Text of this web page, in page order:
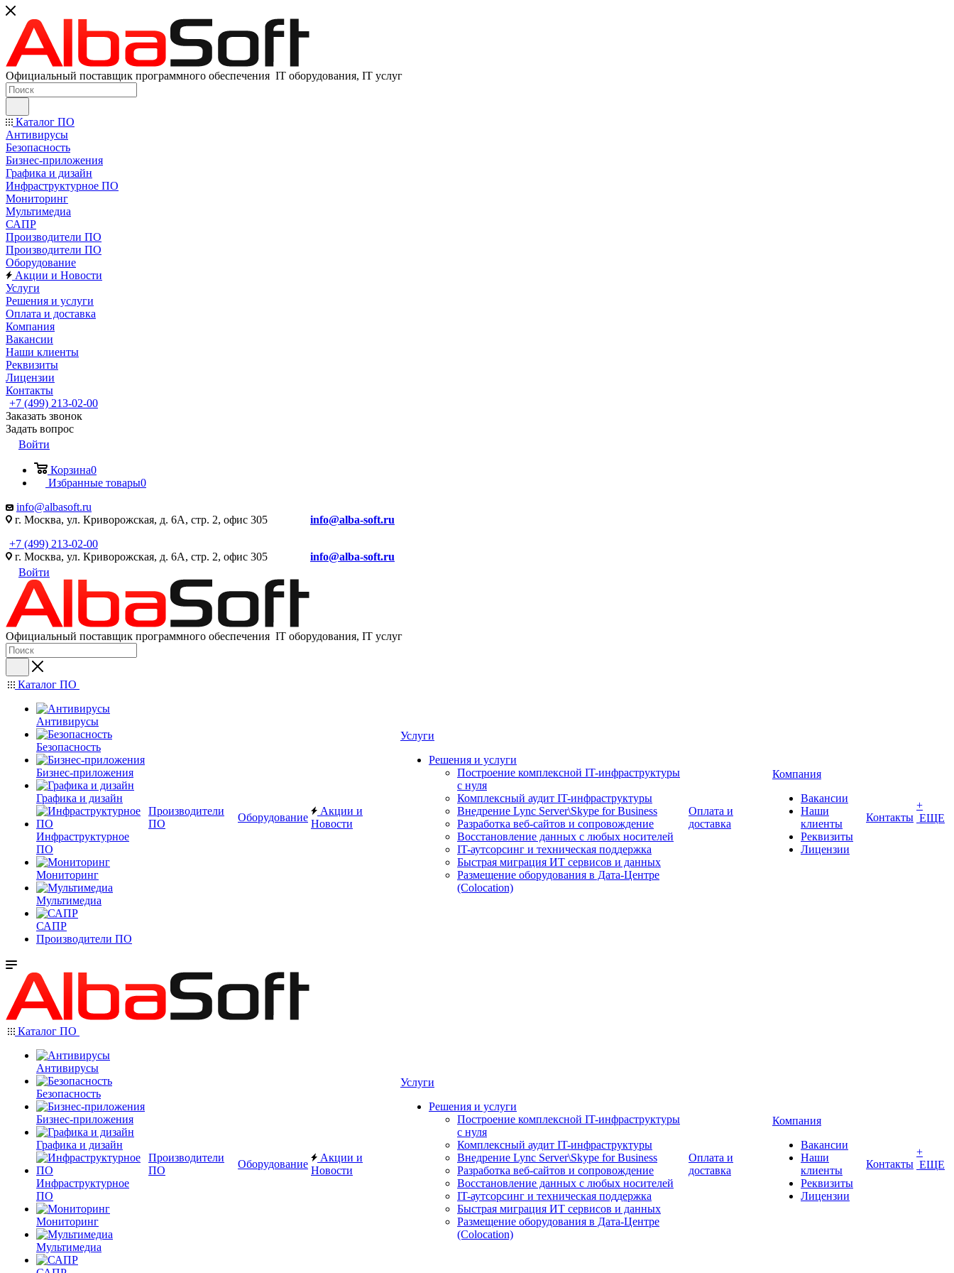
Официальный поставщик программного обеспечения IT оборудования, IT услуг
Каталог ПО
Антивирусы
Безопасность
Бизнес-приложения
Графика и дизайн
Инфраструктурное ПО
Мониторинг
Мультимедиа
САПР
Производители ПО
Производители ПО
Оборудование
Акции и Новости
Услуги
Решения и услуги
Оплата и доставка
Компания
Вакансии
Наши клиенты
Реквизиты
Лицензии
Контакты
+7 (499) 213-02-00
Заказать звонок
Задать вопрос
Войти
Корзина0
Избранные товары0
info@albasoft.ru
г. Москва, ул. Криворожская, д. 6А, стр. 2, офис 305 info@alba-soft.ru
+7 (499) 213-02-00
г. Москва, ул. Криворожская, д. 6А, стр. 2, офис 305 info@alba-soft.ru
Войти
Официальный поставщик программного обеспечения IT оборудования, IT услуг
Каталог ПО
Антивирусы
Безопасность
Бизнес-приложения
Графика и дизайн
Инфраструктурное
ПО
Мониторинг
Мультимедиа
САПР
Производители ПО
Производители
ПО
Оборудование
Акции и
Новости
Услуги
Решения и услуги
Построение комплексной IT-инфраструктуры
с нуля
Комплексный аудит IT-инфраструктуры
Внедрение Lync Server\Skype for Business
Разработка веб-сайтов и сопровождение
Восстановление данных с любых носителей
IT-аутсорсинг и техническая поддержка
Быстрая миграция ИТ сервисов и данных
Размещение оборудования в Дата-Центре
(Colocation)
Оплата и
доставка
Компания
Вакансии
Наши
клиенты
Реквизиты
Лицензии
Контакты
+
ЕЩЕ
Каталог ПО
Антивирусы
Безопасность
Бизнес-приложения
Графика и дизайн
Инфраструктурное
ПО
Мониторинг
Мультимедиа
Производители
ПО
Оборудование
Акции и
Новости
Услуги
Решения и услуги
Построение комплексной IT-инфраструктуры
с нуля
Комплексный аудит IT-инфраструктуры
Внедрение Lync Server\Skype for Business
Разработка веб-сайтов и сопровождение
Восстановление данных с любых носителей
IT-аутсорсинг и техническая поддержка
Быстрая миграция ИТ сервисов и данных
Размещение оборудования в Дата-Центре
(Colocation)
Оплата и
доставка
Компания
Вакансии
Наши
клиенты
Реквизиты
Лицензии
Контакты
+
ЕЩЕ